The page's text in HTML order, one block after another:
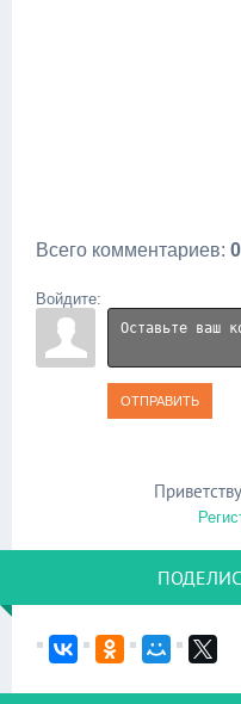
Всего комментариев: 0
Войдите:
ОТПРАВИТЬ